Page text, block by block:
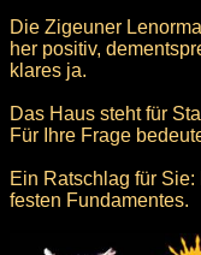
Die Zigeuner
her positiv,
klares ja.
Das Haus steht für
Für Ihre Frage
Ein Ratschlag für
festen Fundamentes.